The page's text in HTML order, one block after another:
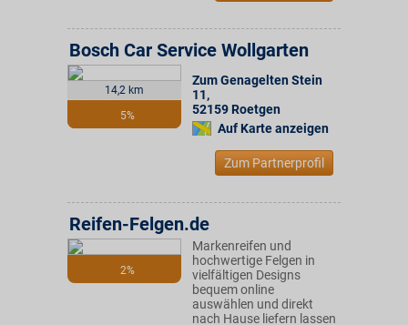
14,2 km
5%
Bosch Car Service Wollgarten
Zum Genagelten Stein
11,
52159 Roetgen
Auf Karte anzeigen
Zum Partnerprofil
2%
Reifen-Felgen.de
Markenreifen und
hochwertige Felgen in
vielfältigen Designs
bequem online
auswählen und direkt
nach Hause liefern lassen